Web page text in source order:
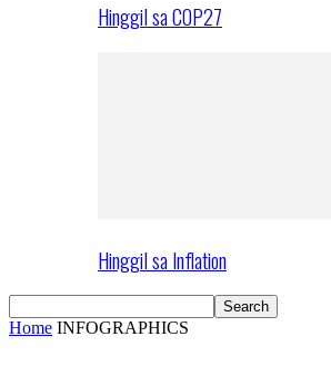
Hinggil sa COP27
Hinggil sa Inflation
Home INFOGRAPHICS